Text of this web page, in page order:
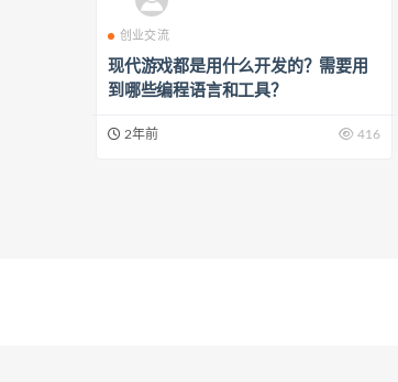
创业交流
现代游戏都是用什么开发的？需要用
到哪些编程语言和工具？
2年前 416